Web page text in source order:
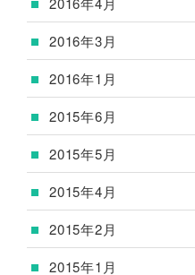
2016年3月
2016年1月
2015年6月
2015年5月
2015年4月
2015年2月
2015年1月